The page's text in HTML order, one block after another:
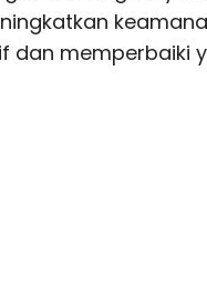
dan memperbaiki